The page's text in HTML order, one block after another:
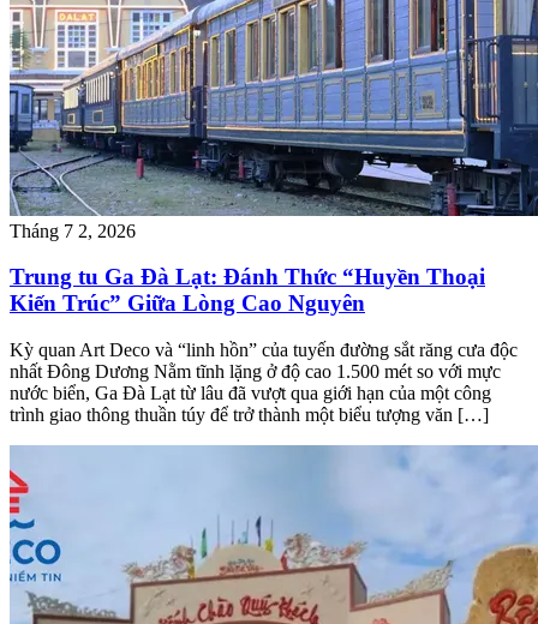
Tháng 7 2, 2026
Trung tu Ga Đà Lạt: Đánh Thức “Huyền Thoại
Kiến Trúc” Giữa Lòng Cao Nguyên
Kỳ quan Art Deco và “linh hồn” của tuyến đường sắt răng cưa độc
nhất Đông Dương Nằm tĩnh lặng ở độ cao 1.500 mét so với mực
nước biển, Ga Đà Lạt từ lâu đã vượt qua giới hạn của một công
trình giao thông thuần túy để trở thành một biểu tượng văn […]